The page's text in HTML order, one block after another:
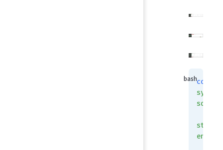
config
system
sdwan
status
enable